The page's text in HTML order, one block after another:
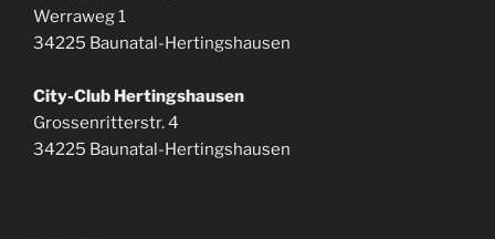
Werraweg 1
34225 Baunatal-Hertingshausen
City-Club Hertingshausen
Grossenritterstr. 4
34225 Baunatal-Hertingshausen